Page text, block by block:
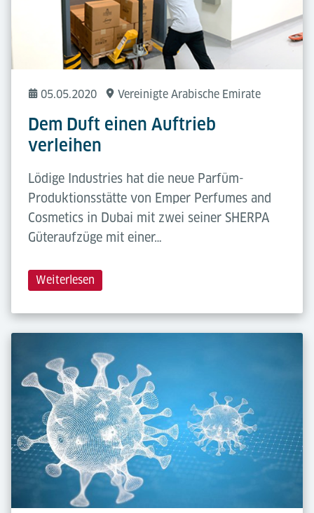
05.05.2020 Vereinigte Arabische Emirate
Dem Duft einen Auftrieb
verleihen
Lödige Industries hat die neue Parfüm-
Produktionsstätte von Emper Perfumes and
Cosmetics in Dubai mit zwei seiner SHERPA
Güteraufzüge mit einer…
Weiterlesen